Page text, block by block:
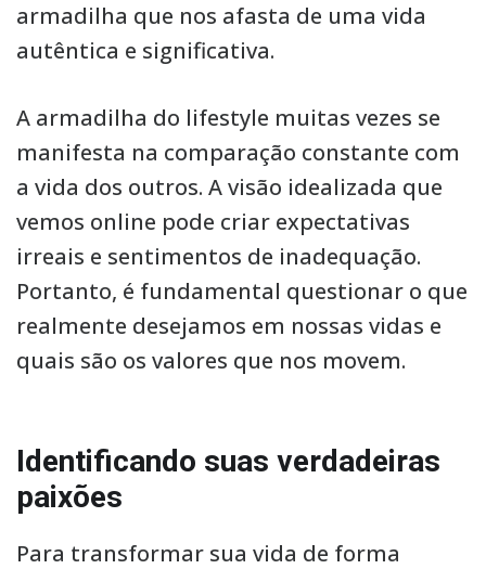
armadilha que nos afasta de uma vida
autêntica e significativa.
A armadilha do lifestyle muitas vezes se
manifesta na comparação constante com
a vida dos outros. A visão idealizada que
vemos online pode criar expectativas
irreais e sentimentos de inadequação.
Portanto, é fundamental questionar o que
realmente desejamos em nossas vidas e
quais são os valores que nos movem.
Identificando suas verdadeiras
paixões
Para transformar sua vida de forma